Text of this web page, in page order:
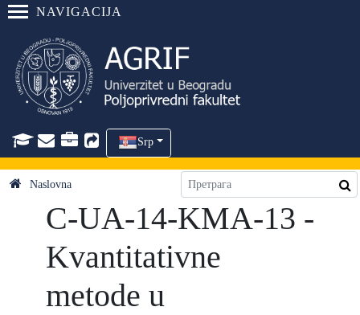
NAVIGACIJA
Srp
Naslovna
C-UA-14-KMA-13 -
Kvantitativne
metode u